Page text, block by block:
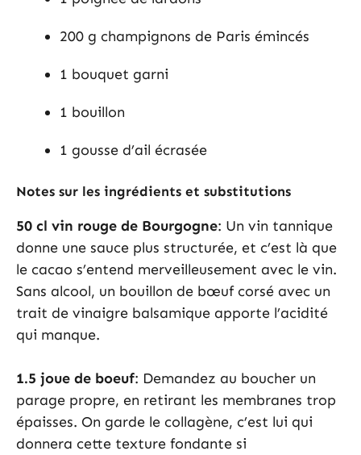
200 g champignons de Paris émincés
1 bouquet garni
1 bouillon
1 gousse d’ail écrasée
Notes sur les ingrédients et substitutions
50 cl vin rouge de Bourgogne: Un vin tannique
donne une sauce plus structurée, et c’est là que
le cacao s’entend merveilleusement avec le vin.
Sans alcool, un bouillon de bœuf corsé avec un
trait de vinaigre balsamique apporte l’acidité
qui manque.
1.5 joue de boeuf: Demandez au boucher un
parage propre, en retirant les membranes trop
épaisses. On garde le collagène, c’est lui qui
donnera cette texture fondante si